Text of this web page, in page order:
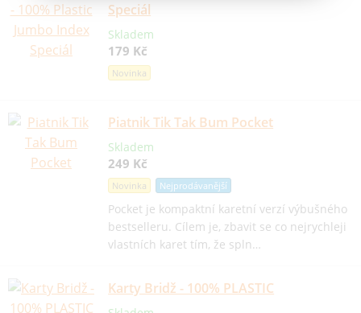
Speciál
Skladem
179 Kč
Novinka
Piatnik Tik Tak Bum Pocket
Skladem
249 Kč
Novinka Nejprodávanější
Pocket je kompaktní karetní verzí výbušného
bestselleru. Cílem je, zbavit se co nejrychleji
vlastních karet tím, že spln…
Karty Bridž - 100% PLASTIC